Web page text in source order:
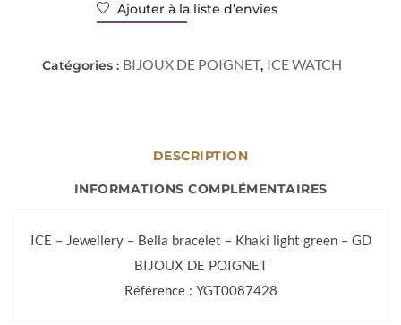
Ajouter à la liste d’envies
Catégories : BIJOUX DE POIGNET, ICE WATCH
DESCRIPTION
INFORMATIONS COMPLÉMENTAIRES
ICE – Jewellery – Bella bracelet – Khaki light green – GD
BIJOUX DE POIGNET
Référence : YGT0087428